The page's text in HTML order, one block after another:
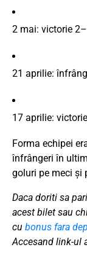
2 mai: victorie 2–
21 aprilie:
17 aprilie: victorie
Forma echipei
înfrângeriîn
goluri pe meci și
Daca doriti sa
acest bilet sau
cu bonus fara
Accesand link-ul